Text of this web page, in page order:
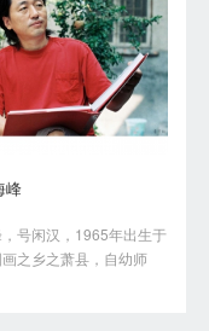
峰
号闲汉，1965年出生于
之乡之萧县，自幼师